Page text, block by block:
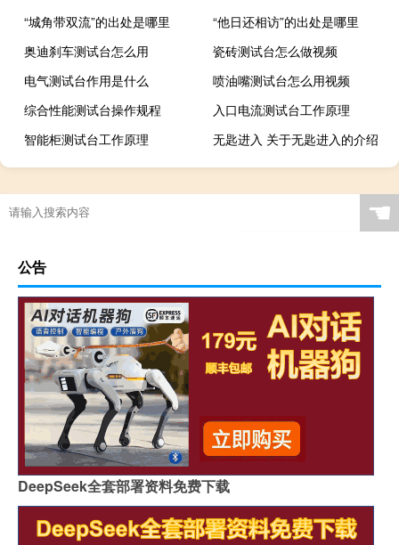
“城角带双流”的出处是哪里
“他日还相访”的出处是哪里
奥迪刹车测试台怎么用
瓷砖测试台怎么做视频
电气测试台作用是什么
喷油嘴测试台怎么用视频
综合性能测试台操作规程
入口电流测试台工作原理
智能柜测试台工作原理
无匙进入 关于无匙进入的介绍
☚
公告
DeepSeek全套部署资料免费下载